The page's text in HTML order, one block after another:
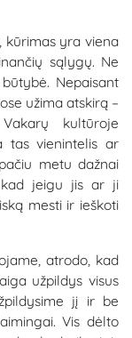
kūrimas yra viena
sąlygų. Ne
Nepaisant
užima atskirą –
kultūroje
tas vienintelis ar
metu dažnai
kad jeigu jis ar ji
mesti ir ieškoti
atrodo, kad
užpildys visus
jį ir be
Vis dėlto